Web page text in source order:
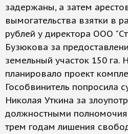
задержаны, а затем
вымогательства взятки в
рублей у директора ООО
Бузюкова за
земельный участок 150
планировало проект
Гособвинитель попросила
Николая Уткина за
должностными
трем годам лишения